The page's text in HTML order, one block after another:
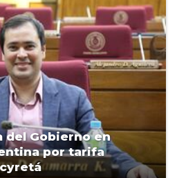
del Gobierno en
por tarifa